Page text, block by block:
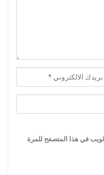
في هذا المتصفح للمرة